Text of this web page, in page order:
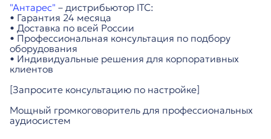
"Антарес" – дистрибьютор ITC:
• Гарантия 24 месяца
• Доставка по всей России
• Профессиональная консультация по подбору
оборудования
• Индивидуальные решения для корпоративных
клиентов
[Запросите консультацию по настройке]
Мощный громкоговоритель для профессиональных
аудиосистем